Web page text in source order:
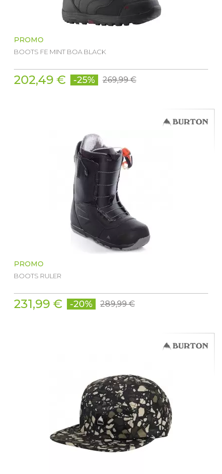
PROMO
BOOTS FE MINT BOA BLACK
202,49 € -25% 269,99 €
PROMO
BOOTS RULER
231,99 € -20% 289,99 €